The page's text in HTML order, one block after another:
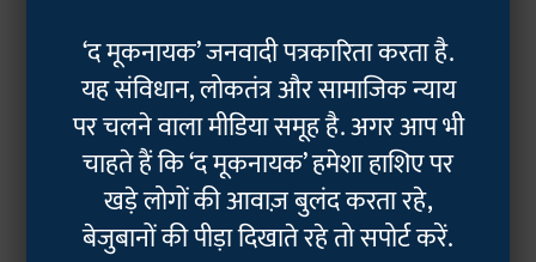
‘द मूकनायक’ जनवादी पत्रकारिता करता है.
यह संविधान, लोकतंत्र और सामाजिक न्याय
पर चलने वाला मीडिया समूह है. अगर आप भी
चाहते हैं कि ‘द मूकनायक’ हमेशा हाशिए पर
खड़े लोगों की आवाज़ बुलंद करता रहे,
बेजुबानों की पीड़ा दिखाते रहे तो सपोर्ट करें.